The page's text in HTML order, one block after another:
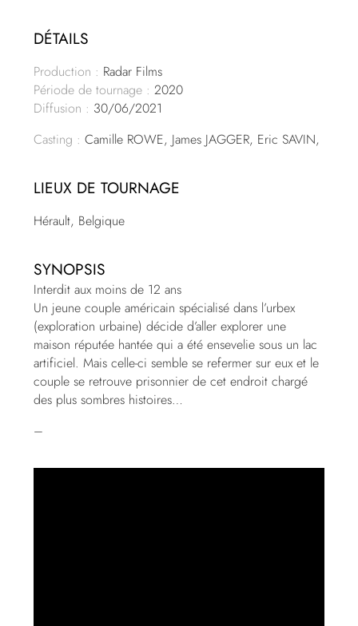
DÉTAILS
Production : Radar Films
Période de tournage : 2020
Diffusion : 30/06/2021
Casting : Camille ROWE, James JAGGER, Eric SAVIN,
LIEUX DE TOURNAGE
Hérault, Belgique
SYNOPSIS
Interdit aux moins de 12 ans
Un jeune couple américain spécialisé dans l’urbex
(exploration urbaine) décide d’aller explorer une
maison réputée hantée qui a été ensevelie sous un lac
artificiel. Mais celle-ci semble se refermer sur eux et le
couple se retrouve prisonnier de cet endroit chargé
des plus sombres histoires…
–